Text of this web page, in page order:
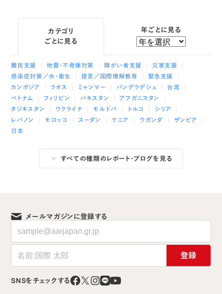
カテゴリ
ごとに見る
難民支援 地雷・不発弾対策 障がい者支援
災害支援
感染症対策／水・衛生
提言／国際理解教育
緊急支援
カンボジア
ラオス ミャンマー バングラデシュ
台湾
ベトナム
フィリピン パキスタン
アフガニスタン
タジキスタン
ウクライナ モルドバ トルコ
シリア
レバノン
モロッコ スーダン ケニア ウガンダ
ザンビア
日本
年ごとに見る
すべての種類のレポート・ブログを見る
メールマガジンに登録する
登録
SNSをチェックする